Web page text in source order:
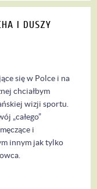
I DUSZY
się w Polce i na
chciałbym
wizji sportu.
„całego”
i
innym jak tylko